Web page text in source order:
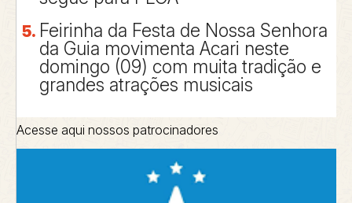
Feirinha da Festa de Nossa Senhora
da Guia movimenta Acari neste
domingo (09) com muita tradição e
grandes atrações musicais
Acesse aqui nossos patrocinadores